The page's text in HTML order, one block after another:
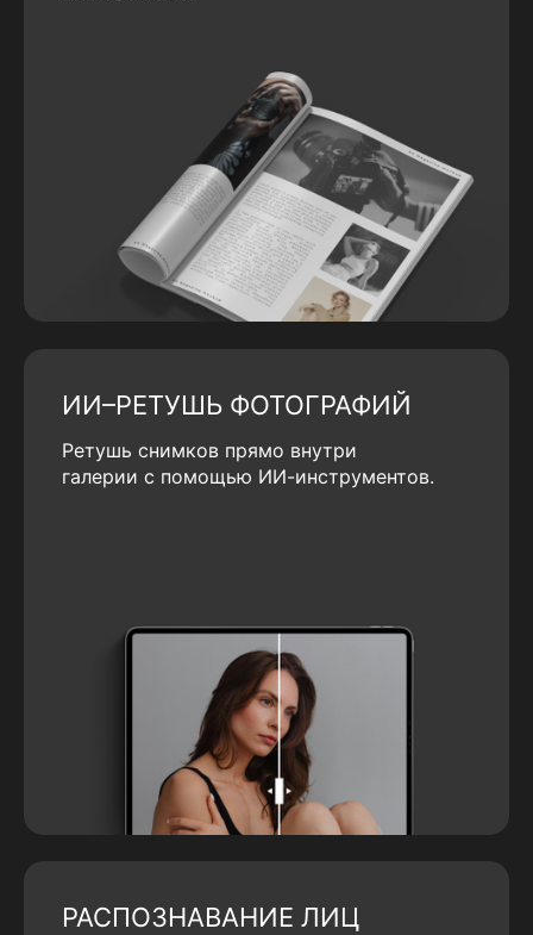
ИИ–РЕТУШЬ ФОТОГРАФИЙ
Ретушь снимков прямо внутри
галерии с помощью ИИ-инструментов.
РАСПОЗНАВАНИЕ ЛИЦ